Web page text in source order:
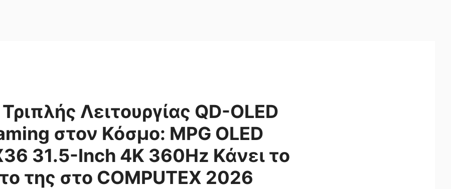
Λειτουργίας QD-OLED
στον Κόσμο: MPG OLED
31.5-Inch 4K 360Hz Κάνει το
της στο COMPUTEX 2026